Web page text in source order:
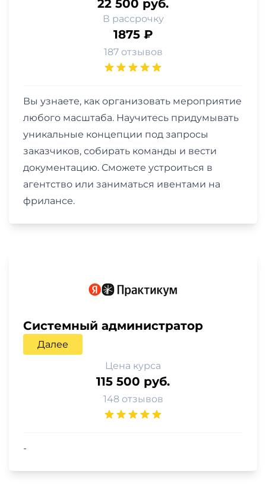
22 500 руб.
В рассрочку
1875 ₽
187 отзывов
Вы узнаете, как организовать мероприятие
любого масштаба. Научитесь придумывать
уникальные концепции под запросы
заказчиков, собирать команды и вести
документацию. Сможете устроиться в
агентство или заниматься ивентами на
фрилансе.
Системный администратор
Далее
Цена курса
115 500 руб.
148 отзывов
-